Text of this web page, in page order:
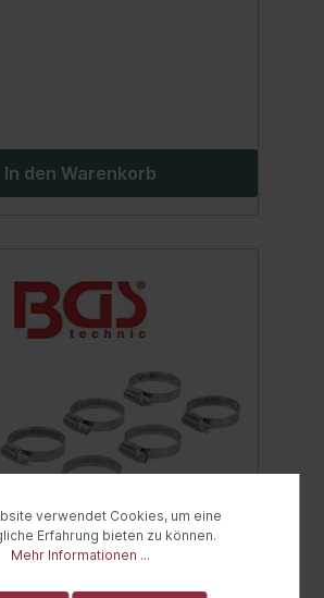
In den Warenkorb
verwendet Cookies, um eine
Erfahrung bieten zu können.
Mehr Informationen ...